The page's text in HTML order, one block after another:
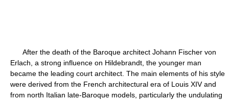
After the death of the Baroque architect Johann Fischer von
Erlach, a strong influence on Hildebrandt, the younger man
became the leading court architect. The main elements of his style
were derived from the French architectural era of Louis XIV and
from north Italian late-Baroque models, particularly the undulating